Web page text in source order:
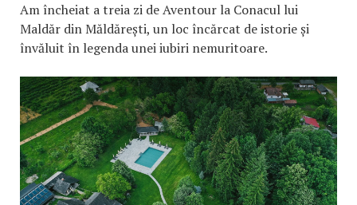
Am încheiat a treia zi de Aventour la Conacul lui
Maldăr din Măldărești, un loc încărcat de istorie și
învăluit în legenda unei iubiri nemuritoare.